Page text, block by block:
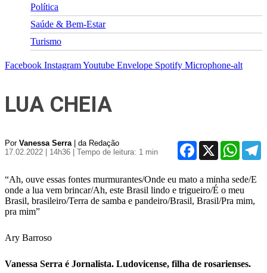
Política
Saúde & Bem-Estar
Turismo
Facebook InstagramYoutube Envelope Spotify Microphone-alt
LUA CHEIA
Por Vanessa Serra| da Redação
17.02.2022 | 14h36
| Tempo de leitura: 1 min
Facebook
X
“Ah, ouve essas fontes murmurantes/Onde eu mato a minha sede/E
onde a lua vem brincar/Ah, este Brasil lindo e trigueiro/É o meu
Brasil, brasileiro/Terra de samba e pandeiro/Brasil, Brasil/Pra mim,
pra mim”
Ary Barroso
Vanessa Serra é Jornalista. Ludovicense, filha de rosarienses.